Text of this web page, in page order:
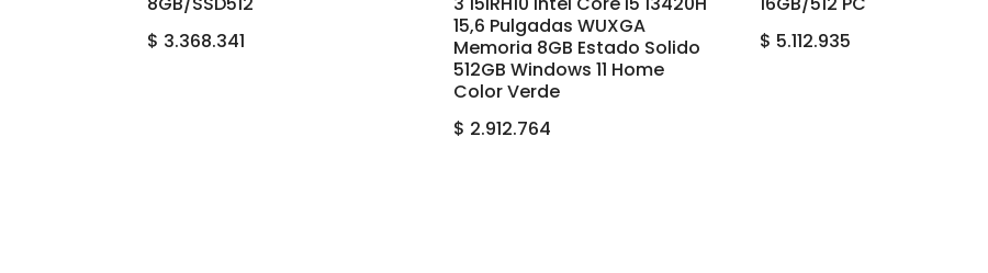
$ 3.368.341
15,6 Pulgadas WUXGA
Memoria 8GB Estado Solido
512GB Windows 11 Home
Color Verde
$ 2.912.764
$ 5.112.935